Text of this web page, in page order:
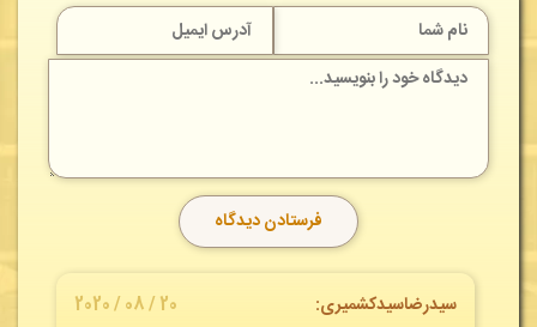
سیدرضاسیدکشمیری:
20 / 08 / 2020